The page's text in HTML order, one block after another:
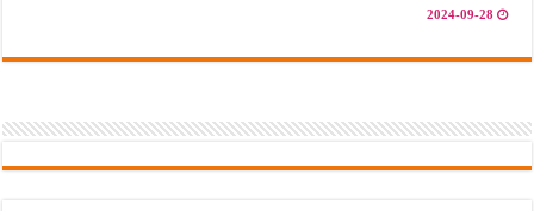
2024-09-28